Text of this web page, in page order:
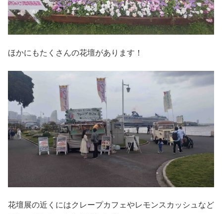
ほかにもたくさんの花壇があります！
花壇展の近くにはクレープカフェやレモンスカッシュなど